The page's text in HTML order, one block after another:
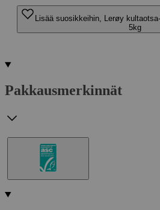
Lisää suosikkeihin, Lerøy
5kg
Pakkausmerkinnät